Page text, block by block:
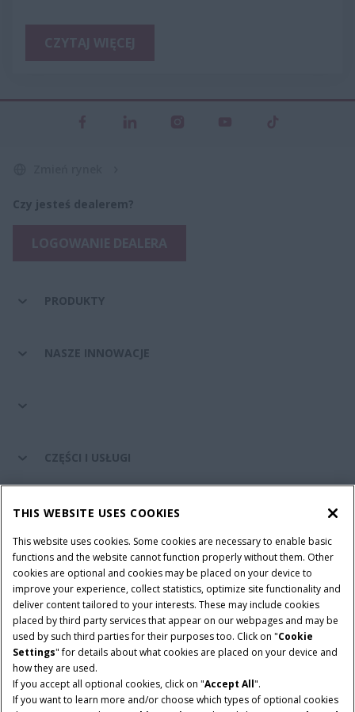
Czy jesteś dealerem?
PRODUKTY
NASZE INNOWACJE
CZĘŚCI I USŁUGI
ŚWIAT CASE IH
Regulamin
Informacje na temat ochrony prywatności
Adres wydawniczy
Cookie Settings
Telematyka – informacja o ochronie prywatności
© 2026 CNH Industrial America LLC. All Rights Reserved. Case IH is a
trademark of CNH Industrial America LLC.
THIS WEBSITE USES COOKIES
This website uses cookies. Some cookies are necessary to enable basic
functions and the website cannot function properly without them. Other
cookies are optional and cookies may be placed on your device to
improve your experience, collect statistics, optimize site functionality and
deliver content tailored to your interests. These may include cookies
placed by third party services that appear on our webpages and may be
used by such third parties for their purposes too. Click on "Cookie
Settings" for details about what cookies are placed on your device and
how they are used.
If you accept all optional cookies, click on "Accept All".
If you want to learn more and/or choose which types of optional cookies